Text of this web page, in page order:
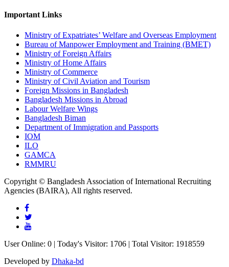
Important Links
Ministry of Expatriates’ Welfare and Overseas Employment
Bureau of Manpower Employment and Training (BMET)
Ministry of Foreign Affairs
Ministry of Home Affairs
Ministry of Commerce
Ministry of Civil Aviation and Tourism
Foreign Missions in Bangladesh
Bangladesh Missions in Abroad
Labour Welfare Wings
Bangladesh Biman
Department of Immigration and Passports
IOM
ILO
GAMCA
RMMRU
Copyright © Bangladesh Association of International Recruiting
Agencies (BAIRA), All rights reserved.
User Online: 0 | Today's Visitor: 1706 | Total Visitor: 1918559
Developed by Dhaka-bd